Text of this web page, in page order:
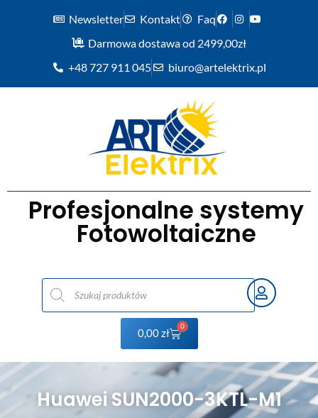
Newsletter Kontakt
Faq
Darmowa dostawa od 2499,00zł
+48 727 911 045
biuro@artelektrix.pl
Profesjonalne systemy
Fotowoltaiczne
0,00zł
0
Huawei SUN2000-3KTL-M1